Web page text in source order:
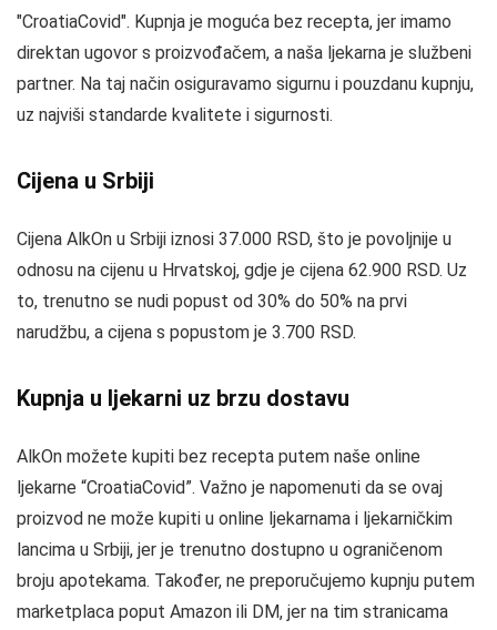
"CroatiaCovid". Kupnja je moguća bez recepta, jer imamo
direktan ugovor s proizvođačem, a naša ljekarna je službeni
partner. Na taj način osiguravamo sigurnu i pouzdanu kupnju,
uz najviši standarde kvalitete i sigurnosti.
Cijena u Srbiji
Cijena AlkOn u Srbiji iznosi 37.000 RSD, što je povoljnije u
odnosu na cijenu u Hrvatskoj, gdje je cijena 62.900 RSD. Uz
to, trenutno se nudi popust od 30% do 50% na prvi
narudžbu, a cijena s popustom je 3.700 RSD.
Kupnja u ljekarni uz brzu dostavu
AlkOn možete kupiti bez recepta putem naše online
ljekarne “CroatiaCovid”. Važno je napomenuti da se ovaj
proizvod ne može kupiti u online ljekarnama i ljekarničkim
lancima u Srbiji, jer je trenutno dostupno u ograničenom
broju apotekama. Također, ne preporučujemo kupnju putem
marketplaca poput Amazon ili DM, jer na tim stranicama